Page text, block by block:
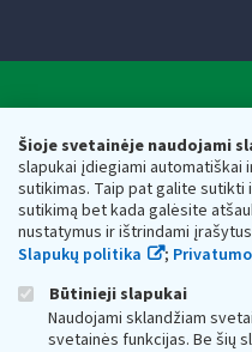
Šioje svetainėje naudojami
slapukai įdiegiami automatiškai
sutikimas. Taip pat galite sutikti
sutikimą bet kada galėsite
nustatymus ir ištrindami
Slapukų politika
;
Būtinieji slapukai
Naudojami sklandžiam
svetainės funkcijas. Be šių
Respublikos finansų
Biudžetinė įstaiga. Juridinio
adresas: Vasario 16-osios g.
vmi@vmi.lt, E. pristatymo
Duomenys apie Valstybinę
Respublikos finansų